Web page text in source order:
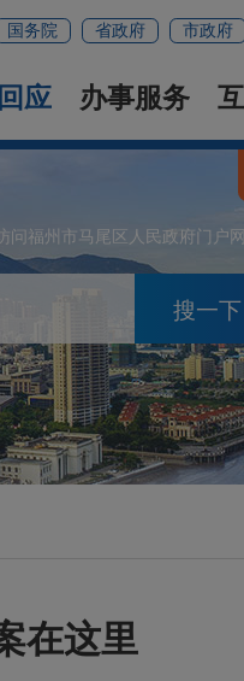
国务院 省政府 市政府
应 办事服务
问福州市马尾区人民政府门户网
搜一下
在这里